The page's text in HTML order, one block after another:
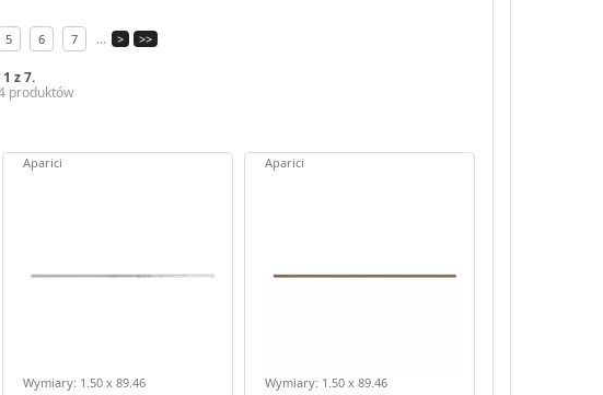
5 6 7 ... > >>
z 7.
produktów
Wymiary: 1.50 x 89.46
Aparici
Wymiary: 1.50 x 89.46
Aparici